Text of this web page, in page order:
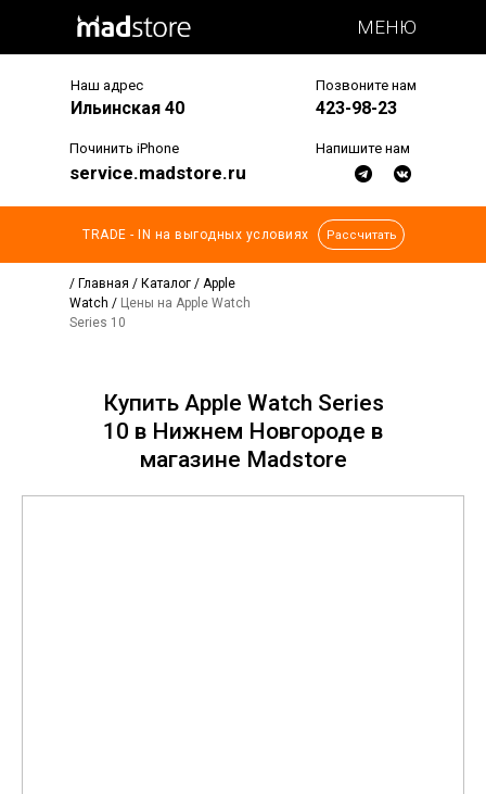
МЕНЮ
423-98-23
Позвоните нам
Ильинская 40
Наш адрес
service.madstore.ru
Починить iPhone Напишите нам
TRADE - IN на выгодных условиях Рассчитать
/ Главная / Каталог / Apple
Watch / Цены на Apple Watch
Series 10
Купить Apple Watch Series
10 в Нижнем Новгороде в
магазине Madstore